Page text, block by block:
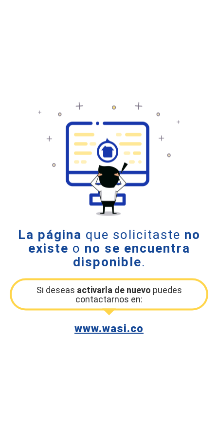
La página que solicitaste no
existe o no se encuentra
disponible.
Si deseas activarla de nuevo puedes
contactarnos en:
www.wasi.co